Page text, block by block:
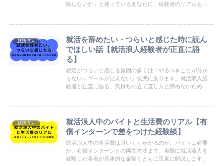
悔しないか」と迷っているあなたに、経験者のリアルをお
就活浪人
就活を辞めたい・つらいと感じた時に読ん
でほしい話【就活浪人経験者が正直に語
る】
就活がつらいと感じる原因の多くは「やるべきことが分か
らない＝ゴールが見えない」状態にあります。就活浪人経
験者が正直に語る、気持ちの立て直し方と諦めないために
就活浪人
就活浪人中のバイトと生活費のリアル【有
償インターンで差をつけた経験談】
就活浪人中の生活費は月いくらかかるのか。バイトは必要
か。有償インターンとの両立方法まで、実際に就活浪人を
経験した著者が具体的な金額とともに正直に解説します。